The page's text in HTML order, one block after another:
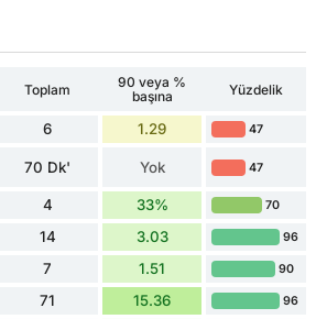
Toplam
90 veya %
başına
Yüzdelik
6 1.29 47
70 Dk' Yok 47
4 33% 70
14 3.03 96
7 1.51 90
71 15.36 96